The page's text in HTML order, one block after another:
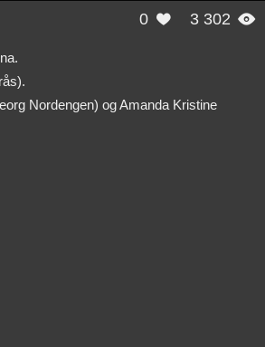
0  3 302 
Nordengen) og Amanda Kristine